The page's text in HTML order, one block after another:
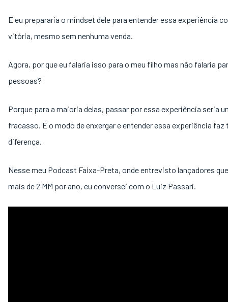
E eu prepararia o mindset dele para entender essa experiência
vitória, mesmo sem nenhuma venda.
Agora, por que eu falaria isso para o meu filho mas não falaria
pessoas?
Porque para a maioria delas, passar por essa experiência seria
fracasso. E o modo de enxergar e entender essa experiência faz
diferença.
Nesse meu Podcast Faixa-Preta, onde entrevisto lançadores
mais de 2 MM por ano, eu conversei com o Luiz Passari.